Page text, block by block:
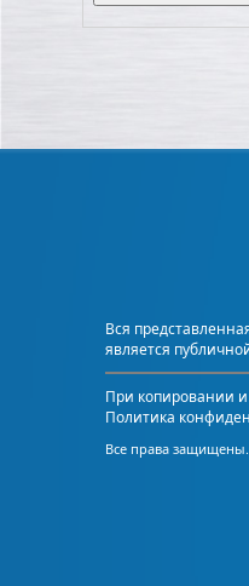
Вся
является
При копировании
Политика
Все права защищены.